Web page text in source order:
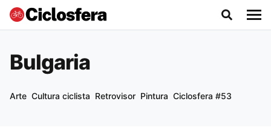
Bulgaria
Arte Cultura ciclista Retrovisor Pintura Ciclosfera #53